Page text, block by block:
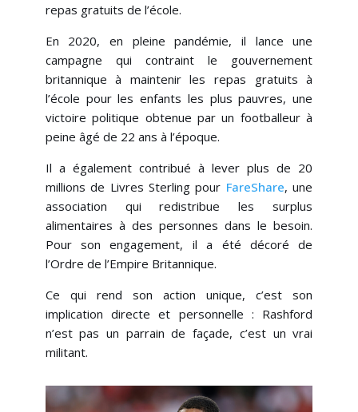
repas gratuits de l’école.
En 2020, en pleine pandémie, il lance une
campagne qui contraint le gouvernement
britannique à maintenir les repas gratuits à
l’école pour les enfants les plus pauvres, une
victoire politique obtenue par un footballeur à
peine âgé de 22 ans à l’époque.
Il a également contribué à lever plus de 20
millions de Livres Sterling pour FareShare, une
association qui redistribue les surplus
alimentaires à des personnes dans le besoin.
Pour son engagement, il a été décoré de
l’Ordre de l’Empire Britannique.
Ce qui rend son action unique, c’est son
implication directe et personnelle : Rashford
n’est pas un parrain de façade, c’est un vrai
militant.